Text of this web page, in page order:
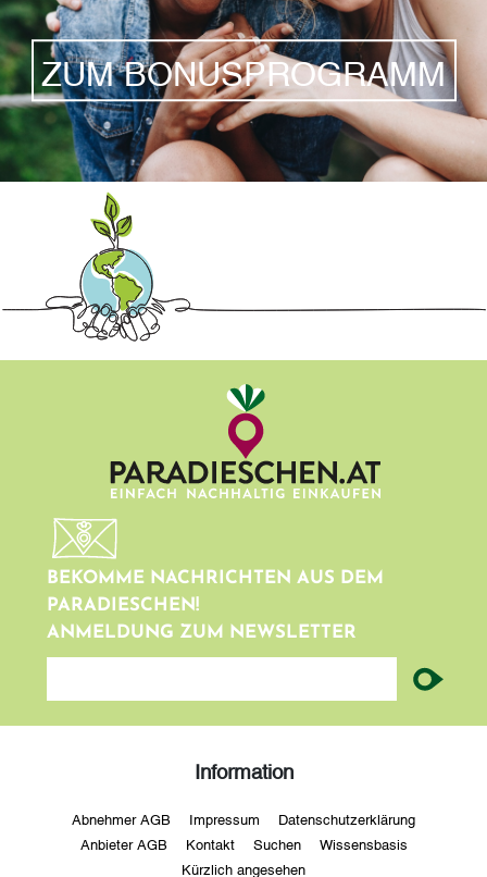
ZUM BONUSPROGRAMM
BEKOMME NACHRICHTEN AUS DEM
PARADIESCHEN!
ANMELDUNG ZUM NEWSLETTER
newsletter
Information
Abnehmer AGB Impressum Datenschutzerklärung
Anbieter AGB Kontakt Suchen Wissensbasis
Kürzlich angesehen